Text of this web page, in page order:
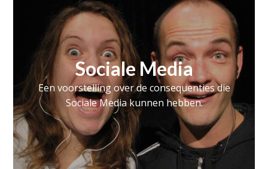
Sociale Media
Een voorstelling over de consequenties die
Sociale Media kunnen hebben.